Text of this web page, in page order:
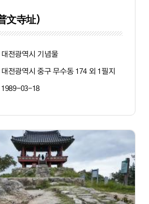
文寺址)
대전광역시 기념물
대전광역시 중구 무수동 174 외 1필지
1989-03-18